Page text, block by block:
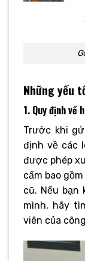
Những yếu
1. Quy định về
Trước khi
định về các
được phép
cấm bao
cũ. Nếu bạn
mình, hãy
viên của